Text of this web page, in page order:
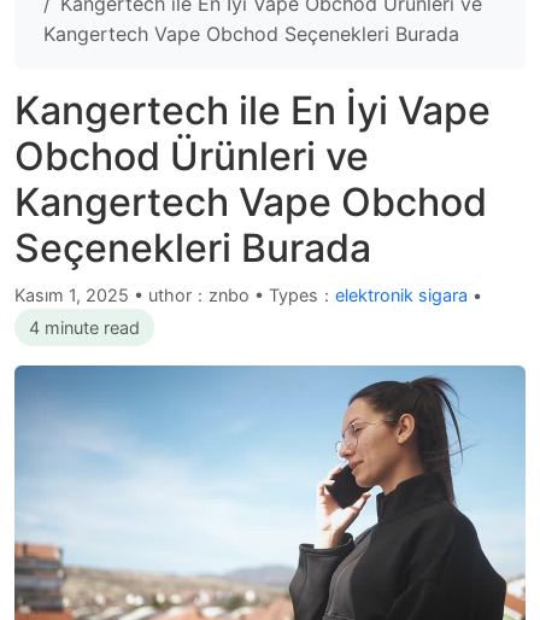
Kangertech Vape Obchod Seçenekleri Burada
Kangertech ile En İyi Vape
Obchod Ürünleri ve
Kangertech Vape Obchod
Seçenekleri Burada
Kasım 1, 2025 • uthor：znbo • Types： elektronik sigara •
4 minute read